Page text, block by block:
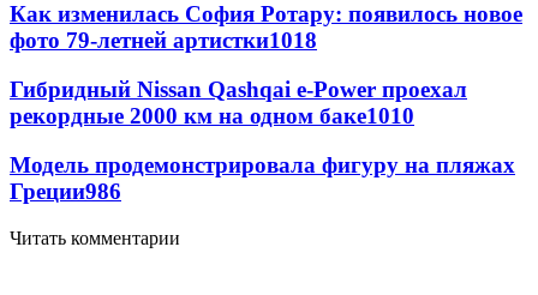
Как изменилась София Ротару: появилось новое
фото 79-летней артистки1018
Гибридный Nissan Qashqai e-Power проехал
рекордные 2000 км на одном баке1010
Модель продемонстрировала фигуру на пляжах
Греции986
Читать комментарии